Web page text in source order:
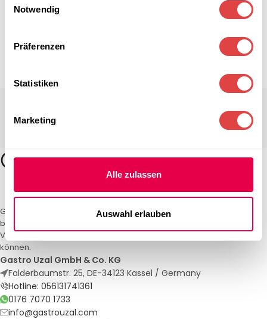
Notwendig
Präferenzen
Statistiken
Marketing
Alle zulassen
Auswahl erlauben
Gastro Uzal – Ihr Spezialist für Gastronomiemöbel und -textilien. Wir
bieten maßgeschneiderte Lösungen für Restaurants, Hotels und
Veranstaltungen. Qualität und Service, auf die Sie sich verlassen
können.
Gastro Uzal GmbH & Co. KG
Falderbaumstr. 25, DE-34123 Kassel / Germany
Hotline: 056131741361
0176 7070 1733
info@gastrouzal.com